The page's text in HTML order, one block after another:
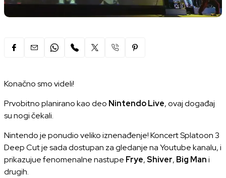
Konačno smo videli!
Prvobitno planirano kao deo Nintendo Live, ovaj događaj
su nogi čekali.
Nintendo je ponudio veliko iznenađenje!Koncert Splatoon 3
Deep Cutje sada dostupan za gledanje na Youtube kanalu, i
prikazujue fenomenalne nastupe Frye,Shiver, Big Mani
drugih.